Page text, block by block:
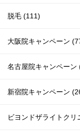
脱毛 (111)
大阪院キャンペーン
名古屋院キャンペーン
新宿院キャンペーン
ビヨンドザライトクリ